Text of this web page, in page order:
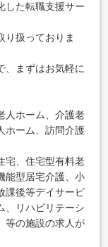
した転職支援サー
り扱っておりま
、まずはお気軽に
人ホーム、介護老
ホーム、訪問介護
宅、住宅型有料老
能型居宅介護、小
課後等デイサービ
、リハビリテーシ
等の施設の求人が